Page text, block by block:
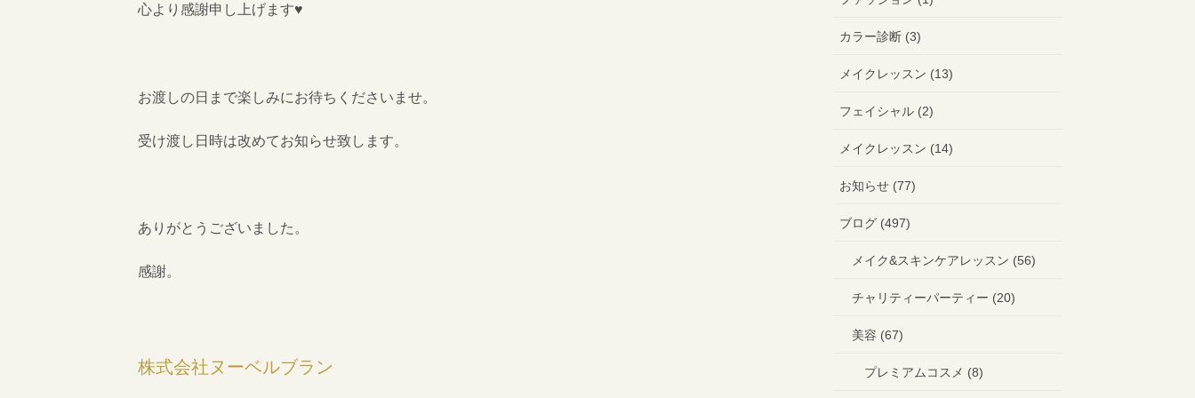
心より感謝申し上げます♥
お渡しの日まで楽しみにお待ちくださいませ。
受け渡し日時は改めてお知らせ致します。
ありがとうございました。
感謝。
株式会社ヌーベルブラン
カラー診断 (3)
メイクレッスン (13)
フェイシャル (2)
メイクレッスン (14)
お知らせ (77)
ブログ (497)
メイク&スキンケアレッスン (56)
チャリティーパーティー (20)
美容 (67)
プレミアムコスメ (8)